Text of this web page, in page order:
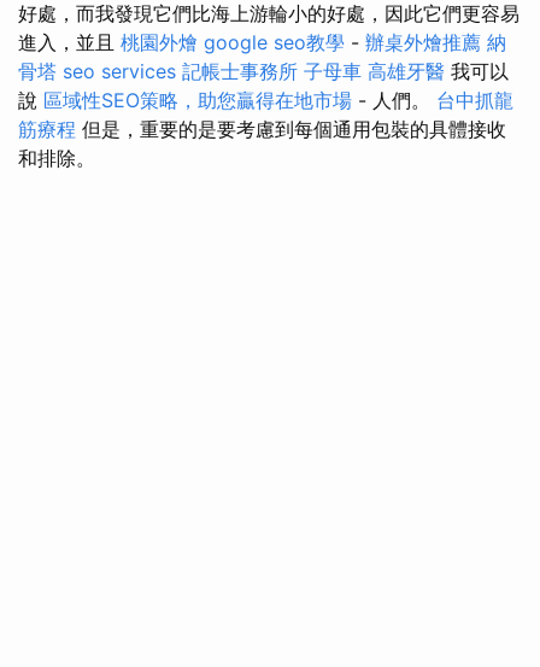
好處，而我發現它們比海上游輪小的好處，因此它們更容易
進入，並且 桃園外燴 google seo教學 - 辦桌外燴推薦 納
骨塔 seo services 記帳士事務所 子母車 高雄牙醫 我可以
說 區域性SEO策略，助您贏得在地市場 - 人們。 台中抓龍
筋療程 但是，重要的是要考慮到每個通用包裝的具體接收
和排除。